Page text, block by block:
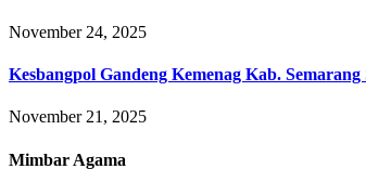
November 24, 2025
Kesbangpol Gandeng Kemenag Kab.
November 21, 2025
Mimbar Agama